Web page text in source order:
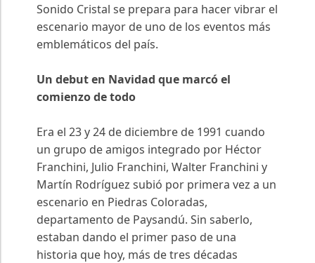
Sonido Cristal se prepara para hacer vibrar el
escenario mayor de uno de los eventos más
emblemáticos del país.
Un debut en Navidad que marcó el
comienzo de todo
Era el 23 y 24 de diciembre de 1991 cuando
un grupo de amigos integrado por Héctor
Franchini, Julio Franchini, Walter Franchini y
Martín Rodríguez subió por primera vez a un
escenario en Piedras Coloradas,
departamento de Paysandú. Sin saberlo,
estaban dando el primer paso de una
historia que hoy, más de tres décadas